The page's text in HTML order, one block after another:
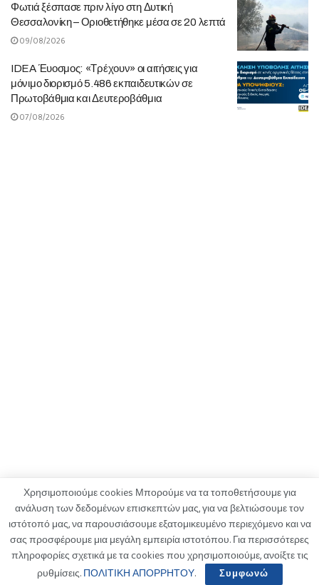
Φωτιά ξέσπασε πριν λίγο στη Δυτική
Θεσσαλονίκη – Οριοθετήθηκε μέσα σε 20 λεπτά
09/08/2026
IDEA Έυοσμος: «Τρέχουν» οι αιτήσεις για
μόνιμο διορισμό 5.486 εκπαιδευτικών σε
Πρωτοβάθμια και Δευτεροβάθμια
07/08/2026
ΟΡΟΙ ΧΡΗΣΗΣ ΠΟΛΙΤΙΚΗ ΑΠΟΡΡΗΤΟΥ
ΔΙΑΦΗΜΙΣΗ
ΚΑΤΑΓΓΕΛΙΕΣ
ΕΠΙΚΟΙΝΩΝΙΑ
Χρησιμοποιούμε cookies Μπορούμε να τα τοποθετήσουμε για
ανάλυση των δεδομένων επισκεπτών μας, για να βελτιώσουμε τον
ιστότοπό μας, να παρουσιάσουμε εξατομικευμένο περιεχόμενο και να
σας προσφέρουμε μια μεγάλη εμπειρία ιστοτόπου. Για περισσότερες
πληροφορίες σχετικά με τα cookies που χρησιμοποιούμε, ανοίξτε τις
ρυθμίσεις.ΠΟΛΙΤΙΚΗ ΑΠΟΡΡΗΤΟΥ. Συμφωνώ